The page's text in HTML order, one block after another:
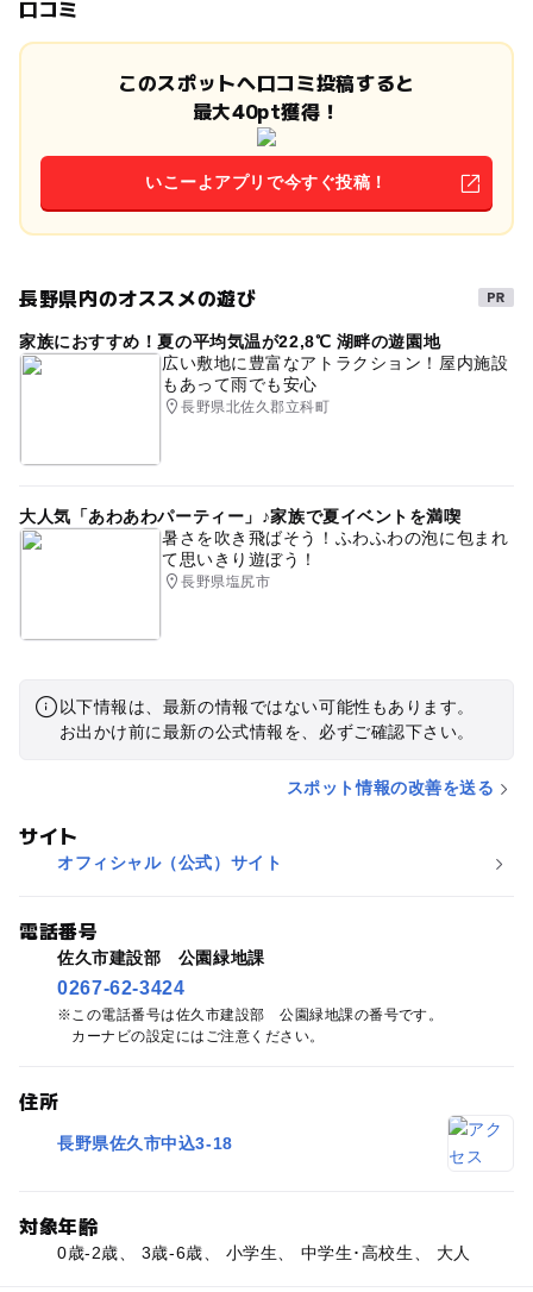
口コミ
このスポットへ口コミ投稿すると
最大40pt獲得！
いこーよアプリで今すぐ投稿！
長野県内のオススメの遊び
家族におすすめ！夏の平均気温が22,8℃ 湖畔の遊園地
広い敷地に豊富なアトラクション！屋内施設
もあって雨でも安心
長野県北佐久郡立科町
大人気「あわあわパーティー」♪家族で夏イベントを満喫
暑さを吹き飛ばそう！ふわふわの泡に包まれ
て思いきり遊ぼう！
長野県塩尻市
以下情報は、最新の情報ではない可能性もあります。
お出かけ前に最新の公式情報を、必ずご確認下さい。
スポット情報の改善を送る
サイト
オフィシャル（公式）サイト
電話番号
佐久市建設部 公園緑地課
0267-62-3424
この電話番号は佐久市建設部 公園緑地課の番号です。
カーナビの設定にはご注意ください。
住所
長野県佐久市中込3-18
対象年齢
0歳-2歳、 3歳-6歳、 小学生、 中学生･高校生、 大人